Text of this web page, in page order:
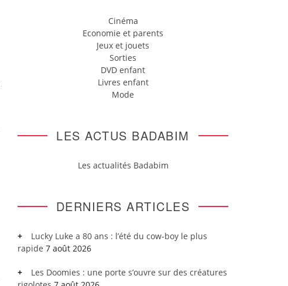
Cinéma
Economie et parents
Jeux et jouets
Sorties
DVD enfant
Livres enfant
Mode
LES ACTUS BADABIM
Les actualités Badabim
DERNIERS ARTICLES
Lucky Luke a 80 ans : l’été du cow-boy le plus
rapide 7 août 2026
Les Doomies : une porte s’ouvre sur des créatures